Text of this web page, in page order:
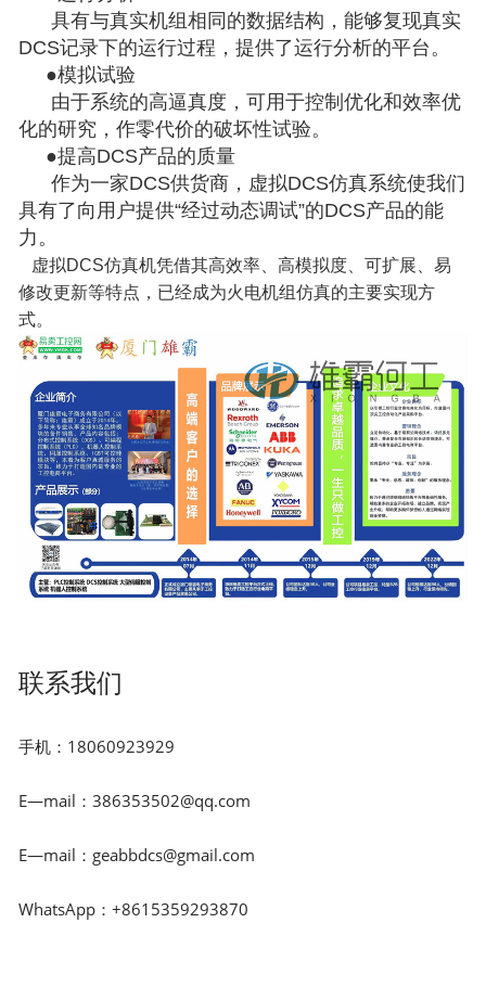
具有与真实机组相同的数据结构，能够复现真实
DCS记录下的运行过程，提供了运行分析的平台。
●模拟试验
由于系统的高逼真度，可用于控制优化和效率优
化的研究，作零代价的破坏性试验。
●提高DCS产品的质量
作为一家DCS供货商，虚拟DCS仿真系统使我们
具有了向用户提供“经过动态调试”的DCS产品的能
力。
虚拟DCS仿真机凭借其高效率、高模拟度、可扩展、易
修改更新等特点，已经成为火电机组仿真的主要实现方
式。
联系我们
手机：18060923929
E—mail：386353502@qq.com
E—mail：geabbdcs@gmail.com
WhatsApp：+8615359293870